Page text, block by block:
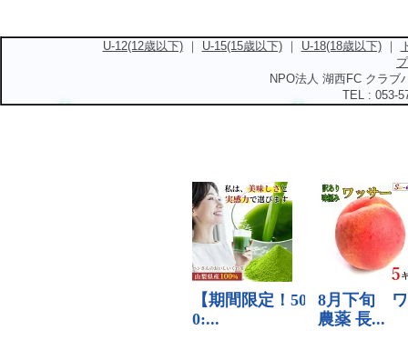
U-12(12歳以下)｜ U-15(15歳以下)｜ U-18(18歳以下)｜
NPO法人 湖西FC クラ
TEL : 053-